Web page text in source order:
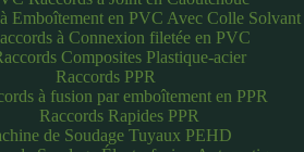
Emboîtement en PVC Avec Colle Solvant
à Connexion filetée en PVC
Composites Plastique-acier
Raccords PPR
à fusion par emboîtement en PPR
Raccords Rapides PPR
de Soudage Tuyaux PEHD